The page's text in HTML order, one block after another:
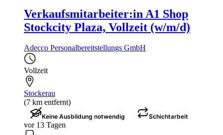
Verkaufsmitarbeiter:in A1 Shop
Stockcity Plaza, Vollzeit (w/m/d)
Adecco Personalbereitstellungs GmbH
Vollzeit
Stockerau
(7 km entfernt)
Keine Ausbildung notwendig Schichtarbeit
vor 13 Tagen